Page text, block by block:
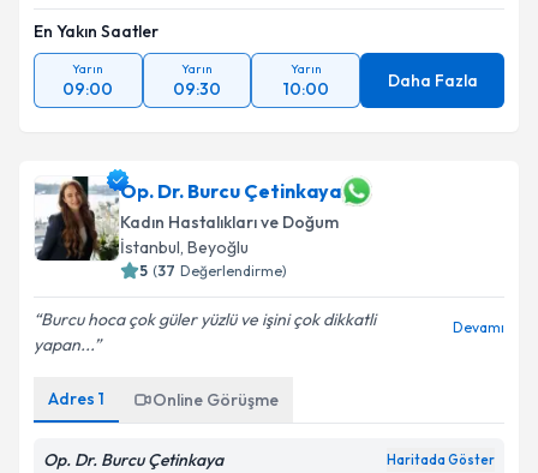
En Yakın Saatler
Yarın
09:00
Yarın
09:30
Yarın
10:00 Daha Fazla
Op. Dr. Burcu Çetinkaya
Kadın Hastalıkları ve Doğum
İstanbul, Beyoğlu
5 (37 Değerlendirme)
Burcu hoca çok güler yüzlü ve işini çok dikkatli
yapan...
Devamı
Adres 1 Online Görüşme
Op. Dr. Burcu Çetinkaya Haritada Göster